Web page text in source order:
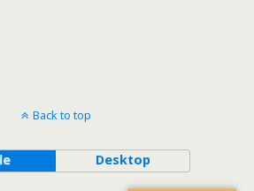
Back to top
Desktop